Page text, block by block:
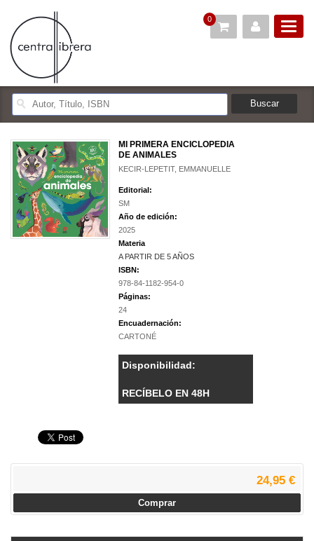
0
MI PRIMERA ENCICLOPEDIA
DE ANIMALES
KECIR-LEPETIT, EMMANUELLE
Editorial:
SM
Año de edición:
2025
Materia
A PARTIR DE 5 AÑOS
ISBN:
978-84-1182-954-0
Páginas:
24
Encuadernación:
CARTONÉ
Disponibilidad:
RECÍBELO EN 48H
24,95 €
Comprar